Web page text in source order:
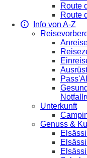
Route
Route
Info von A-Z
Unterkunft
Genuss &